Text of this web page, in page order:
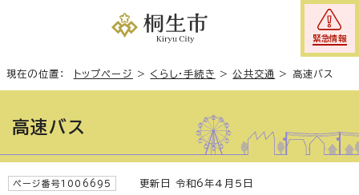
緊急情報
現在の位置： トップページ > くらし・手続き >公共交通 > 高速バス
高速バス
ページ番号1006695 更新日 令和6年4月5日